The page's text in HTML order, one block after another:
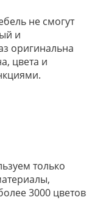
не смогут
и
оригинальна
цвета и
только
3000 цветов